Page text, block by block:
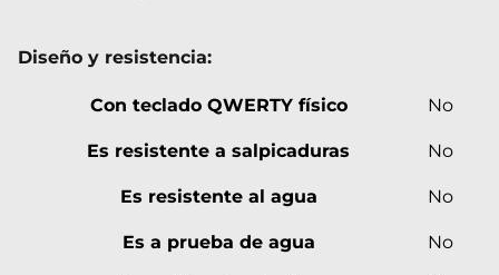
Diseño y resistencia:
Con teclado QWERTY físico No
Es resistente a salpicaduras No
Es resistente al agua No
Es a prueba de agua No